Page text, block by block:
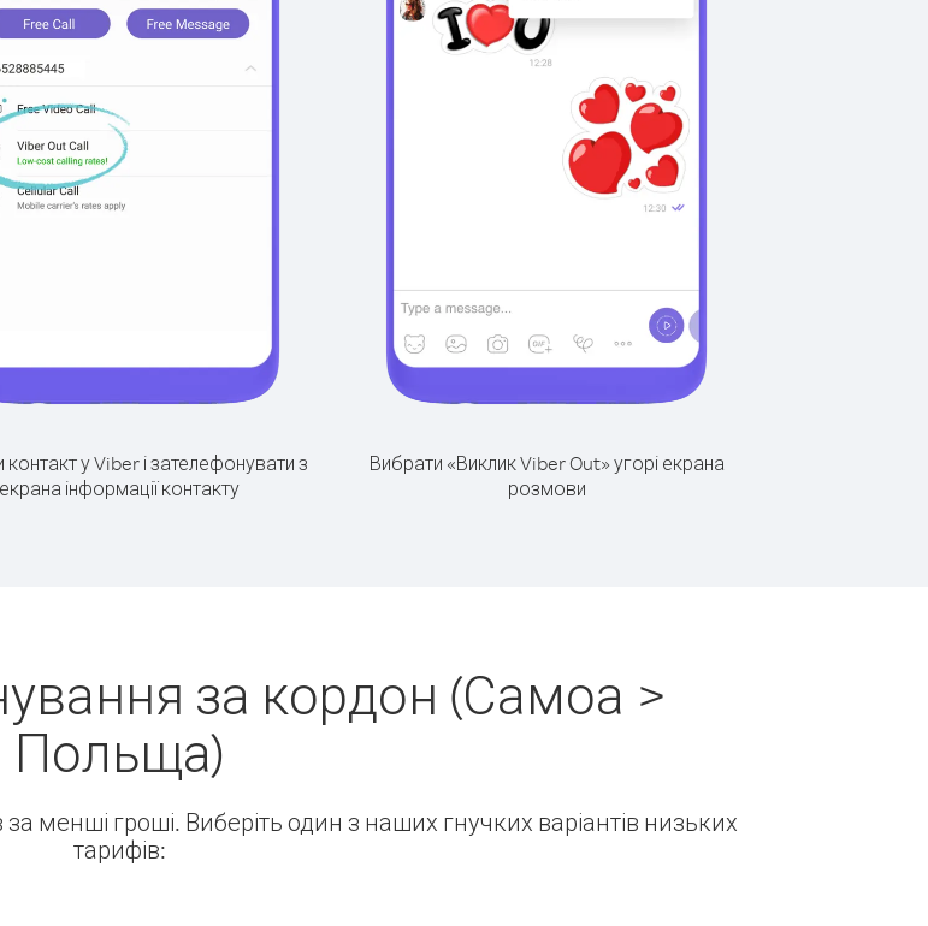
контакт у Viber і зателефонувати з
екрана інформації контакту
Вибрати «Виклик Viber Out» угорі екрана
розмови
за кордон (Самоа >
Польща)
менші гроші. Виберіть один з наших гнучких варіантів низьких
тарифів: